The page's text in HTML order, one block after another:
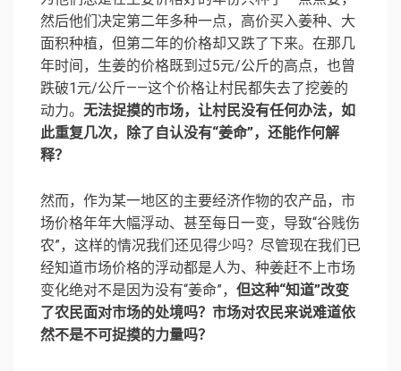
然后他们决定第二年多种一点，高价买入姜种、大
面积种植，但第二年的价格却又跌了下来。在那几
年时间，生姜的价格既到过5元/公斤的高点，也曾
跌破1元/公斤——这个价格让村民都失去了挖姜的
动力。 无法捉摸的市场，让村民没有任何办法，如
此重复几次，除了自认没有“姜命”，还能作何解
释？
然而，作为某一地区的主要经济作物的农产品，市
场价格年年大幅浮动、甚至每日一变，导致“谷贱伤
农”，这样的情况我们还见得少吗？尽管现在我们已
经知道市场价格的浮动都是人为、种姜赶不上市场
变化绝对不是因为没有“姜命”， 但这种“知道”改变
了农民面对市场的处境吗？市场对农民来说难道依
然不是不可捉摸的力量吗？